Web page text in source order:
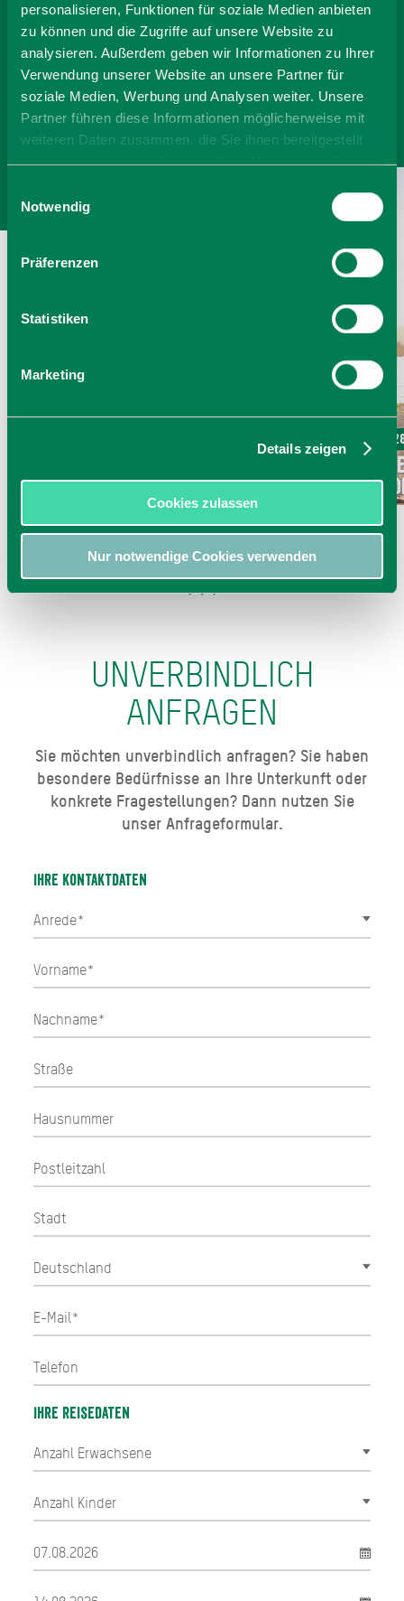
personalisieren, Funktionen für soziale Medien anbieten
zu können und die Zugriffe auf unsere Website zu
analysieren. Außerdem geben wir Informationen zu Ihrer
Verwendung unserer Website an unsere Partner für
soziale Medien, Werbung und Analysen weiter. Unsere
Partner führen diese Informationen möglicherweise mit
weiteren Daten zusammen, die Sie ihnen bereitgestellt
haben oder die sie im Rahmen Ihrer Nutzung der Dienste
Cookies, wenn Sie unsere Webseite weiterhin nutzen.
Notwendig
Präferenzen
Statistiken
Marketing
Details zeigen
Cookies zulassen
Nur notwendige Cookies verwenden
-
Anzahl Personen
Zimmer finden
Wohnmobile/Wohnwagen,Stromanschluss
Ab
UNVERBINDLICH
ANFRAGEN
Sie möchten unverbindlich anfragen? Sie haben
besondere Bedürfnisse an Ihre Unterkunft oder
konkrete Fragestellungen? Dann nutzen Sie
unser Anfrageformular.
Ihre Kontaktdaten
Ihre Reisedaten